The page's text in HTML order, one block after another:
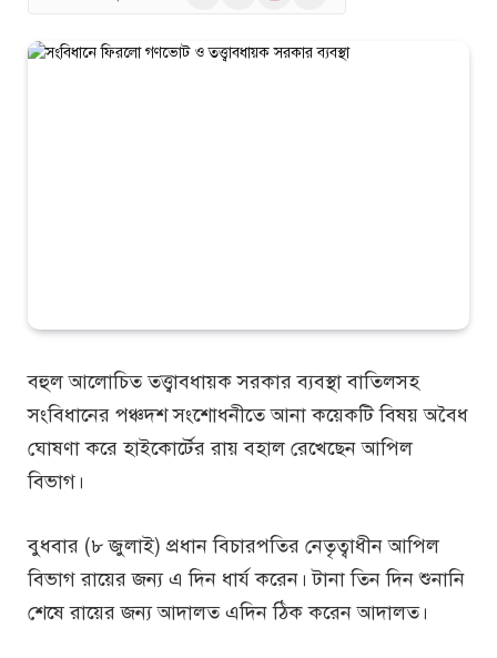
বহুল আলোচিত তত্ত্বাবধায়ক সরকার ব্যবস্থা বাতিলসহ
সংবিধানের পঞ্চদশ সংশোধনীতে আনা কয়েকটি বিষয় অবৈধ
ঘোষণা করে হাইকোর্টের রায় বহাল রেখেছেন আপিল
বিভাগ।
বুধবার (৮ জুলাই) প্রধান বিচারপতির নেতৃত্বাধীন আপিল
বিভাগ রায়ের জন্য এ দিন ধার্য করেন। টানা তিন দিন শুনানি
শেষে রায়ের জন্য আদালত এদিন ঠিক করেন আদালত।